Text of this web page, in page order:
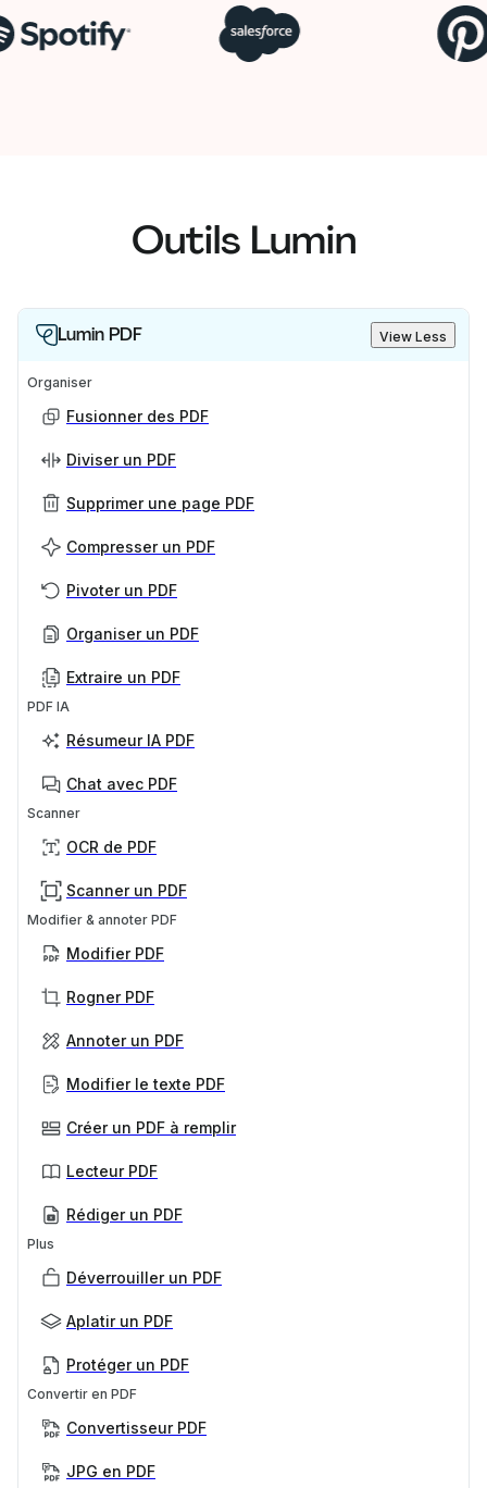
Outils Lumin
Lumin PDF View Less
Organiser
Fusionner des PDF
Diviser un PDF
Supprimer une page PDF
Compresser un PDF
Pivoter un PDF
Organiser un PDF
Extraire un PDF
PDF IA
Résumeur IA PDF
Chat avec PDF
Scanner
OCR de PDF
Scanner un PDF
Modifier & annoter PDF
Modifier PDF
Rogner PDF
Annoter un PDF
Modifier le texte PDF
Créer un PDF à remplir
Lecteur PDF
Rédiger un PDF
Plus
Déverrouiller un PDF
Aplatir un PDF
Protéger un PDF
Convertir en PDF
Convertisseur PDF
JPG en PDF